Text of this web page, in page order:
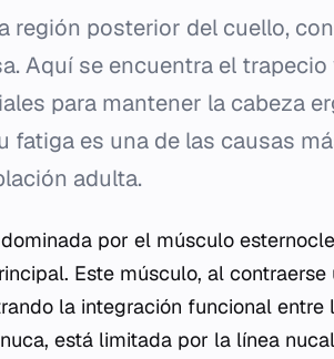
región posterior del cuello,
Aquí se encuentra el
para mantener la cabeza
fatiga es una de las causas
adulta.
por el músculo
Este músculo, al
la integración funcional
está limitada por la línea